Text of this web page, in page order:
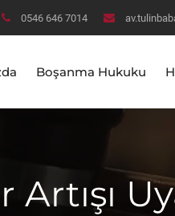
0546 646 7014
Boşanma Hukuku